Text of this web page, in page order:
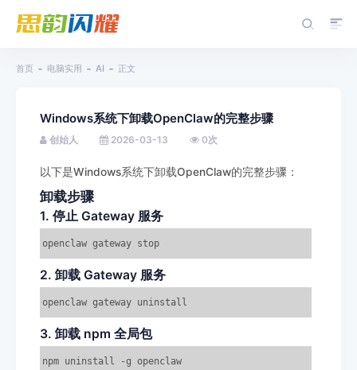
首页 电脑实用 AI 正文
Windows系统下卸载OpenClaw的完整步骤
创始人 2026-03-13 0次
以下是Windows系统下卸载OpenClaw的完整步骤：
卸载步骤
1. 停止 Gateway 服务
openclaw gateway stop
2. 卸载 Gateway 服务
openclaw gateway uninstall
3. 卸载 npm 全局包
npm uninstall -g openclaw